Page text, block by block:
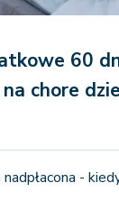
60
chore
-